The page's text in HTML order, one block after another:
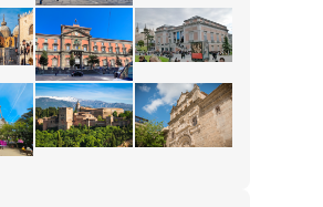
ファリ体験、ワ
テレンボッシュ